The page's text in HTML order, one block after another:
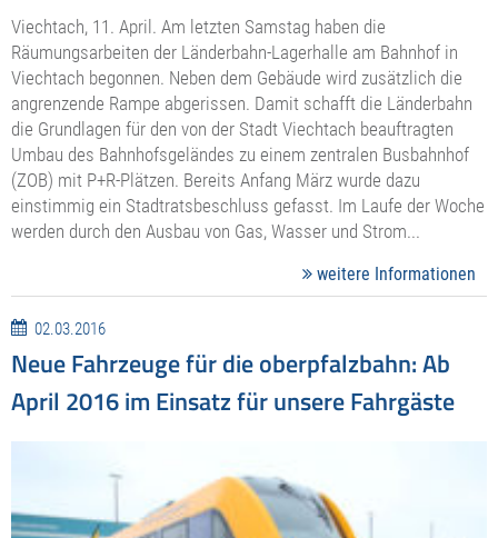
Viechtach, 11. April. Am letzten Samstag haben die
Räumungsarbeiten der Länderbahn-Lagerhalle am Bahnhof in
Viechtach begonnen. Neben dem Gebäude wird zusätzlich die
angrenzende Rampe abgerissen. Damit schafft die Länderbahn
die Grundlagen für den von der Stadt Viechtach beauftragten
Umbau des Bahnhofsgeländes zu einem zentralen Busbahnhof
(ZOB) mit P+R-Plätzen. Bereits Anfang März wurde dazu
einstimmig ein Stadtratsbeschluss gefasst. Im Laufe der Woche
werden durch den Ausbau von Gas, Wasser und Strom...
weitere Informationen
02.03.2016
Neue Fahrzeuge für die oberpfalzbahn: Ab
April 2016 im Einsatz für unsere Fahrgäste